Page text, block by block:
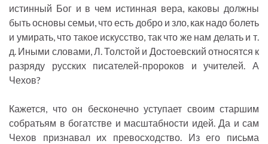
истинный Бог и в чем истинная вера, каковы должны
быть основы семьи, что есть добро и зло, как надо болеть
и умирать, что такое искусство, так что же нам делать и т.
д. Иными словами, Л. Толстой и Достоевский относятся к
разряду русских писателей-пророков и учителей. А
Чехов?
Кажется, что он бесконечно уступает своим старшим
собратьям в богатстве и масштабности идей. Да и сам
Чехов признавал их превосходство. Из его письма